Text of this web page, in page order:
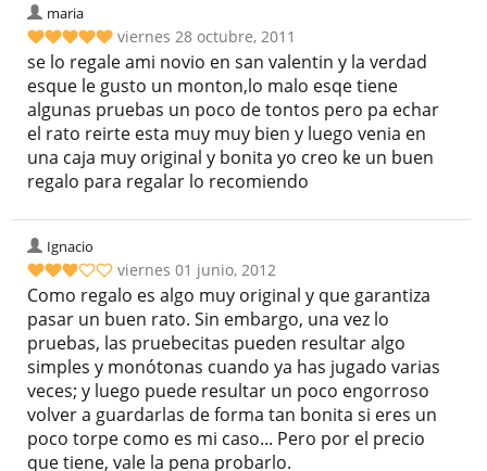
maria
viernes 28 octubre, 2011
se lo regale ami novio en san valentin y la verdad
esque le gusto un monton,lo malo esqe tiene
algunas pruebas un poco de tontos pero pa echar
el rato reirte esta muy muy bien y luego venia en
una caja muy original y bonita yo creo ke un buen
regalo para regalar lo recomiendo
Ignacio
viernes 01 junio, 2012
Como regalo es algo muy original y que garantiza
pasar un buen rato. Sin embargo, una vez lo
pruebas, las pruebecitas pueden resultar algo
simples y monótonas cuando ya has jugado varias
veces; y luego puede resultar un poco engorroso
volver a guardarlas de forma tan bonita si eres un
poco torpe como es mi caso... Pero por el precio
que tiene, vale la pena probarlo.